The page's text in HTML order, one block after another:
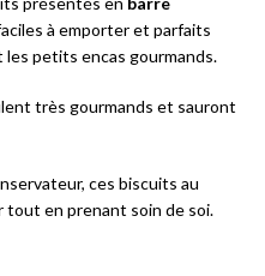
à emporter et parfaits
petits encas gourmands.
très gourmands et sauront
ces biscuits au
en prenant soin de soi.